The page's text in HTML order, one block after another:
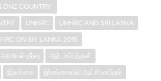
COUNTRY’
UNHRC
UNHRC AND SRI LANKA
ON SRI LANKA 2015
அரசியல் தீர்வு
ஆர். சம்பந்தன்
இலங்கை
இலங்கையில் ஆட்சி மாற்றம்